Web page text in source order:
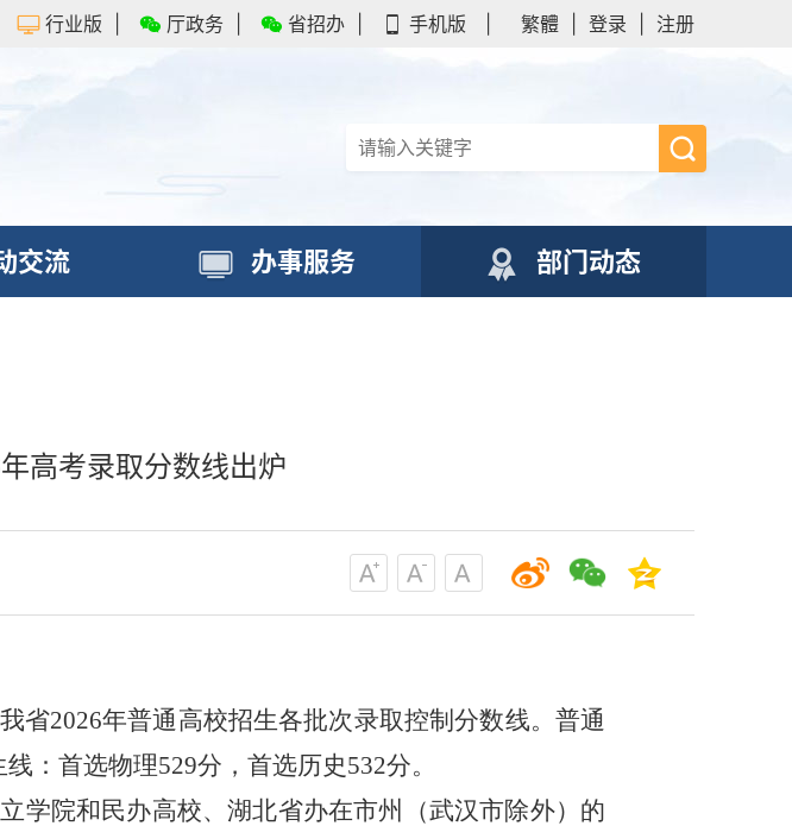
行业版 厅政务 省招办 手机版 繁體 登录 注册
交流 办事服务 部门动态
高考录取分数线出炉
省2026年普通高校招生各批次录取控制分数线。普通
：首选物理529分，首选历史532分。
学院和民办高校、湖北省办在市州（武汉市除外）的